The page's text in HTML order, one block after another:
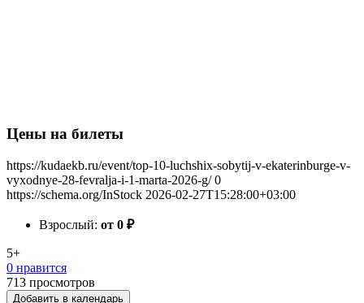
Цены на билеты
https://kudaekb.ru/event/top-10-luchshix-sobytij-v-ekaterinburge-v-
vyxodnye-28-fevralja-i-1-marta-2026-g/ 0
https://schema.org/InStock 2026-02-27T15:28:00+03:00
Взрослый: от 0 ₽
5+
0 нравится
713 просмотров
Добавить в календарь